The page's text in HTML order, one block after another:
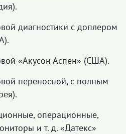
диагностики с доплером
«Акусон Аспен» (США).
переносной, с полным
операционные,
и т. д. «Датекс»